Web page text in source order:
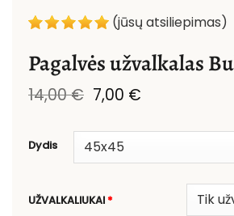
(jūsų atsiliepimas)
Pagalvės užvalkalas
14,00€ Original
price
14,00 €.
7,00 €Current
Dydis
UŽVALKALIUKAI*